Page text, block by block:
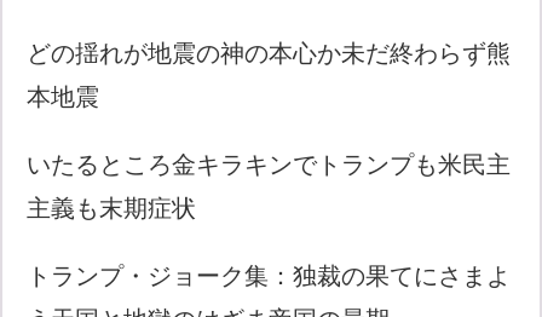
どの揺れが地震の神の本心か未だ終わらず熊
本地震
いたるところ金キラキンでトランプも米民主
主義も末期症状
トランプ・ジョーク集：独裁の果てにさまよ